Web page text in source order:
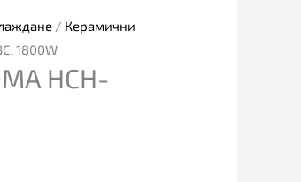
/ Керамични
1800W
HCH-